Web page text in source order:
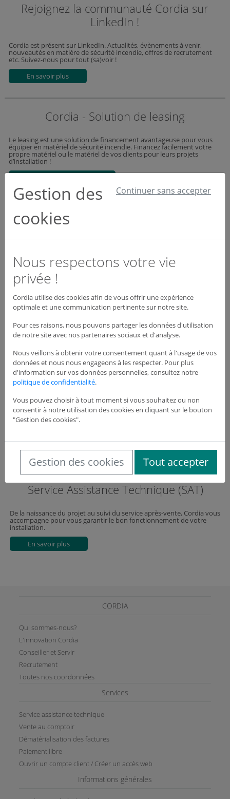
Rejoignez la communauté Cordia sur
LinkedIn !
Cordia est présent sur LinkedIn. Actualités, évènements à venir,
nouveautés en matière de sécurité incendie, offres de recrutement
etc. Suivez-nous pour tout (sa)voir !
En savoir plus
Cordia - Solution de leasing
Le leasing est une solution de financement avantageuse pour vous
équiper en matériel de sécurité incendie. Financez facilement votre
propre matériel ou le matériel de vos clients pour leurs projets
d’installation !
Générateur de flammes Satellit, conçu
grand format, avec ou sans module … Notre générateur de
flammes/bac à feu Satellit apportera sécurité et réalisme à vos
formations. Découvrez en détail notre matériel de formation.
En savoir Plus
Plan PPMS et PPMS attentat-intrusion :
êtes-vous à jour ?
Découvrez le site de référence dédié exclusivement au PPMS :
Mesures gouvernementales officielles à jour, fiches téléchargeables,
solutions matérielles fiables et rapides à installer, conseils d’experts…
En savoir plus
Service Assistance Technique (SAT)
De la naissance du projet au suivi du service après-vente, Cordia vous
accompagne pour vous garantir le bon fonctionnement de votre
installation.
En savoir plus
CORDIA
Qui sommes-nous?
L'innovation Cordia
Conseiller et Servir
Recrutement
Toutes nos coordonnées
Services
Service assistance technique
Vente au comptoir
Dématérialisation des factures
Paiement libre
Ouvrir un compte client / Créer un accès web
Informations générales
Gestion des
cookies
Continuer sans accepter
Nous respectons votre vie
privée !
Cordia utilise des cookies afin de vous offrir une expérience
optimale et une communication pertinente sur notre site.
Pour ces raisons, nous pouvons partager les données d'utilisation
de notre site avec nos partenaires sociaux et d'analyse.
Nous veillons à obtenir votre consentement quant à l'usage de vos
données et nous nous engageons à les respecter. Pour plus
d'information sur vos données personnelles, consultez notre
politique de confidentialité.
Vous pouvez choisir à tout moment si vous souhaitez ou non
consentir à notre utilisation des cookies en cliquant sur le bouton
"Gestion des cookies".
Gestion des cookies Tout accepter